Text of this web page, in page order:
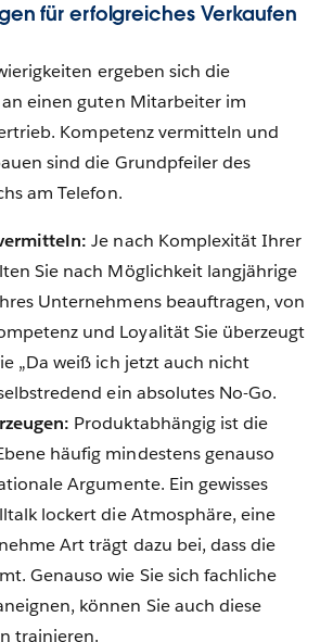
für erfolgreiches Verkaufen
ergeben sich die
einen guten Mitarbeiter im
Kompetenz vermitteln und
sind die Grundpfeiler des
am Telefon.
Je nach Komplexität Ihrer
Sie nach Möglichkeit langjährige
Unternehmens beauftragen, von
und Loyalität Sie überzeugt
„Da weiß ich jetzt auch nicht
ein absolutes No-Go.
Produktabhängig ist die
häufig mindestens genauso
Argumente. Ein gewisses
lockert die Atmosphäre, eine
Art trägt dazu bei, dass die
Genauso wie Sie sich fachliche
können Sie auch diese
trainieren.